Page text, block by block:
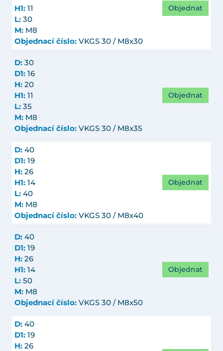
H1: 11
L: 30
M: M8
Objednací číslo: VKGS 30 / M8x30
Objednat
D: 30
D1: 16
H: 20
H1: 11
L: 35
M: M8
Objednací číslo: VKGS 30 / M8x35
Objednat
D: 40
D1: 19
H: 26
H1: 14
L: 40
M: M8
Objednací číslo: VKGS 30 / M8x40
Objednat
D: 40
D1: 19
H: 26
H1: 14
L: 50
M: M8
Objednací číslo: VKGS 30 / M8x50
Objednat
D: 40
D1: 19
H: 26